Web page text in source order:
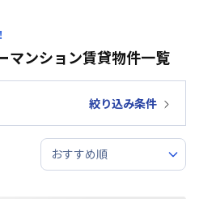
マンション賃貸物件一覧
絞り込み条件